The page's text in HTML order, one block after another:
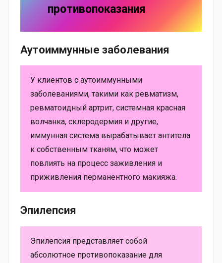
противопоказания
Аутоиммунные заболевания
У клиентов с аутоиммунными
заболеваниями, такими как ревматизм,
ревматоидный артрит, системная красная
волчанка, склеродермия и другие,
иммунная система вырабатывает антитела
к собственным тканям, что может
повлиять на процесс заживления и
приживления перманентного макияжа.
Эпилепсия
Эпилепсия представляет собой
абсолютное противопоказание для